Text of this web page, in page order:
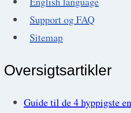
Support og FAQ
Sitemap
Oversigtsartikler
Guide til de 4 hyppigste